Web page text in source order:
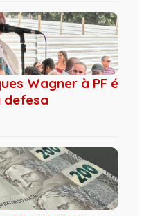
Wagner à PF é
defesa